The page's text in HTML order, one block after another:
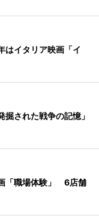
イタリア映画「イ
された戦争の記憶」
「職場体験」 6店舗